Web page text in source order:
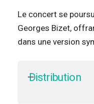
Le concert se
Georges Bizet,
dans une version
Distribution